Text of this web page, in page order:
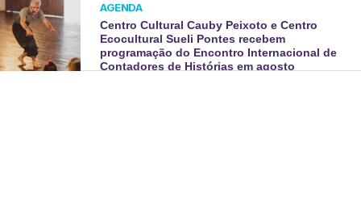
AGENDA
Centro Cultural Cauby Peixoto e Centro
Ecocultural Sueli Pontes recebem
programação do Encontro Internacional de
Contadores de Histórias em agosto